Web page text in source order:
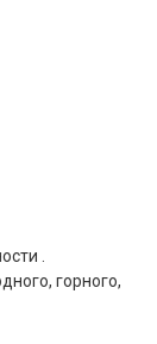
.
горного,